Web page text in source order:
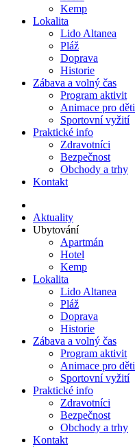
Kemp
Lokalita
Lido Altanea
Pláž
Doprava
Historie
Zábava a volný čas
Program aktivit
Animace pro děti
Sportovní vyžití
Praktické info
Zdravotníci
Bezpečnost
Obchody a trhy
Kontakt
Aktuality
Ubytování
Apartmán
Hotel
Kemp
Lokalita
Lido Altanea
Pláž
Doprava
Historie
Zábava a volný čas
Program aktivit
Animace pro děti
Sportovní vyžití
Praktické info
Zdravotníci
Bezpečnost
Obchody a trhy
Kontakt